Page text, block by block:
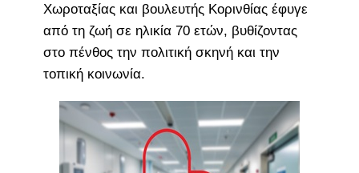
Χωροταξίας και βουλευτής Κορινθίας έφυγε
από τη ζωή σε ηλικία 70 ετών, βυθίζοντας
στο πένθος την πολιτική σκηνή και την
τοπική κοινωνία.